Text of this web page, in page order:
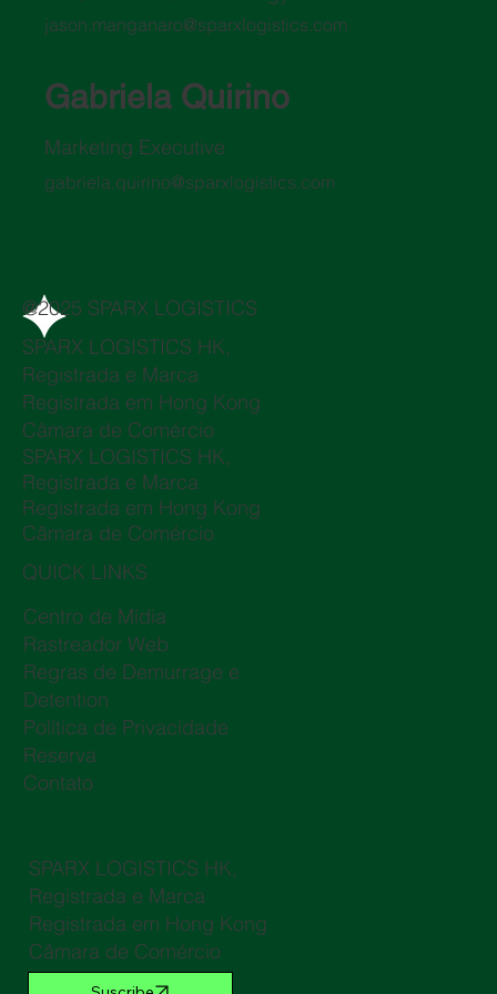
jason.manganaro@sparxlogistics.com
Gabriela Quirino
Marketing Executive
gabriela.quirino@sparxlogistics.com
@2025 SPARX LOGISTICS
SPARX LOGISTICS HK,
Registrada e Marca
Registrada em Hong Kong
Câmara de Comércio
SPARX LOGISTICS HK,
Registrada e Marca
Registrada em Hong Kong
Câmara de Comércio
QUICK LINKS
Centro de Mídia
Rastreador Web
Regras de Demurrage e
Detention
Política de Privacidade
Reserva
Contato
SPARX LOGISTICS HK,
Registrada e Marca
Registrada em Hong Kong
Câmara de Comércio